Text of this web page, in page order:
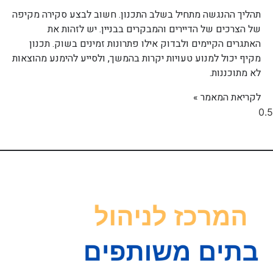
תהליך ההנגשה מתחיל בשלב התכנון. חשוב לבצע סקירה מקיפה
של הצרכים של הדיירים והמבקרים בבניין. יש לזהות את
האתגרים הקיימים ולבדוק אילו פתרונות זמינים בשוק. תכנון
מקיף יכול למנוע טעויות יקרות בהמשך, ולסייע להימנע מהוצאות
לא מתוכננות.
לקריאת המאמר »